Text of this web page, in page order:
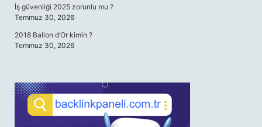
İş güvenliği 2025 zorunlu mu ?
Temmuz 30, 2026
2018 Ballon d’Or kimin ?
Temmuz 30, 2026